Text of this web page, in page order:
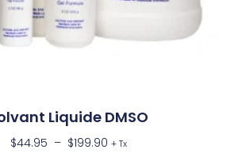
Liquide DMSO
$44.95 – $199.90 + Tx